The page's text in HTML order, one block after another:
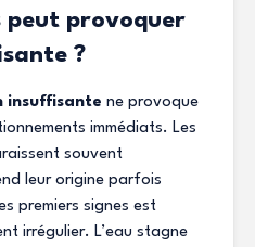
peut provoquer
?
insuffisante ne provoque
immédiats. Les
souvent
leur origine parfois
premiers signes est
irrégulier. L’eau stagne